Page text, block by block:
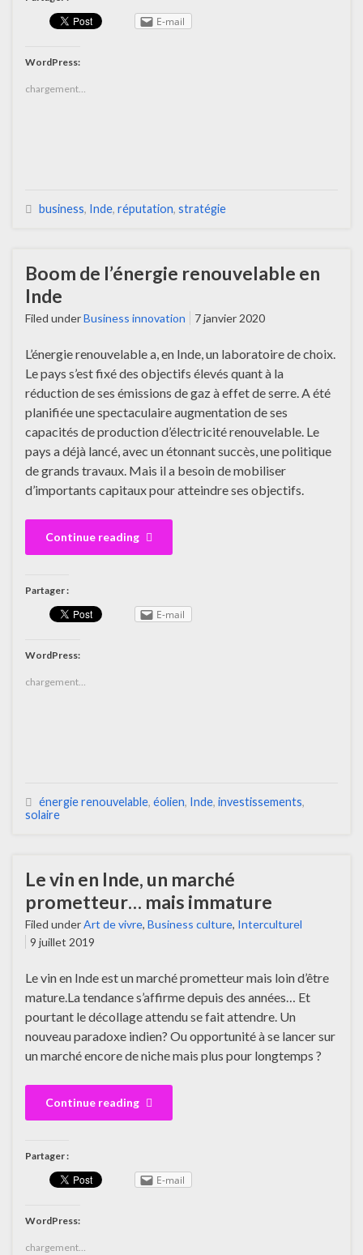
E-mail
WordPress:
chargement…
business, Inde, réputation, stratégie
Boom de l’énergie renouvelable en
Inde
Filed underBusiness innovation 7 janvier 2020
L’énergie renouvelable a, en Inde, un laboratoire de choix.
Le pays s’est fixé des objectifs élevés quant à la
réduction de ses émissions de gaz à effet de serre. A été
planifiée une spectaculaire augmentation de ses
capacités de production d’électricité renouvelable. Le
pays a déjà lancé, avec un étonnant succès, une politique
de grands travaux. Mais il a besoin de mobiliser
d’importants capitaux pour atteindre ses objectifs.
Continue reading
Partager :
E-mail
WordPress:
chargement…
énergie renouvelable, éolien, Inde, investissements,
solaire
Le vin en Inde, un marché
prometteur… mais immature
Filed underArt de vivre, Business culture, Interculturel
9 juillet 2019
Le vin en Inde est un marché prometteur mais loin d’être
mature.La tendance s’affirme depuis des années… Et
pourtant le décollage attendu se fait attendre. Un
nouveau paradoxe indien? Ou opportunité à se lancer sur
un marché encore de niche mais plus pour longtemps ?
Continue reading
Partager :
E-mail
WordPress:
chargement…